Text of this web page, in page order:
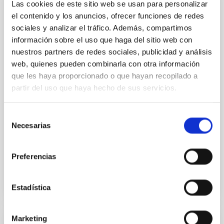
Las cookies de este sitio web se usan para personalizar
el contenido y los anuncios, ofrecer funciones de redes
sociales y analizar el tráfico. Además, compartimos
información sobre el uso que haga del sitio web con
nuestros partners de redes sociales, publicidad y análisis
web, quienes pueden combinarla con otra información
que les haya proporcionado o que hayan recopilado a
partir del uso que haya hecho de sus servicios.
Necesarias
Preferencias
Estadística
Marketing
Acuerdo para la instalación del Telescopio
de Treinta Metros (TMT) en el
Observatorio del Roque de los Muchachos
entre el IAC y el TMT International
Observatory LLC
Regular las condiciones para la instalación del TMT
en el ORM, su futura operación y, cuando así se
decida de mutuo acuerdo, su demolición, retirada y